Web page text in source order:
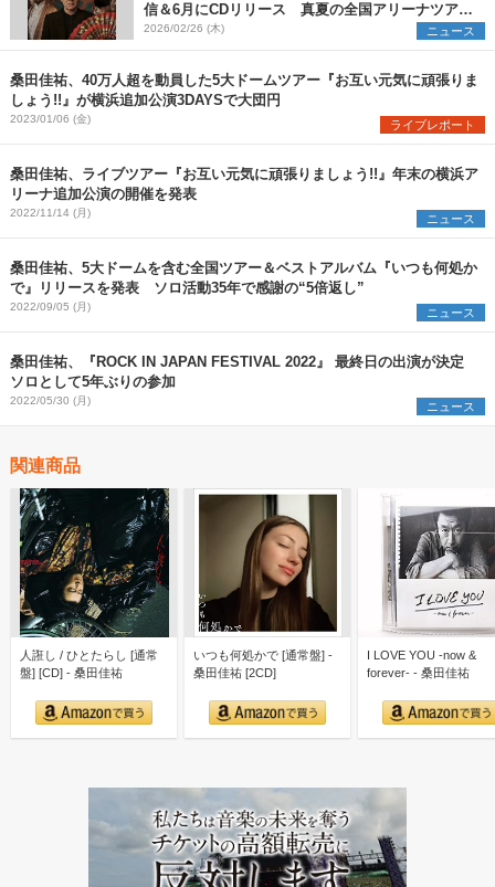
信＆6月にCDリリース 真夏の全国アリーナツアー
の開催が決定
2026/02/26 (木) ニュース
桑田佳祐、40万人超を動員した5大ドームツアー『お互い元気に頑張りま
しょう!!』が横浜追加公演3DAYSで大団円
2023/01/06 (金) ライブレポート
桑田佳祐、ライブツアー『お互い元気に頑張りましょう!!』年末の横浜ア
リーナ追加公演の開催を発表
2022/11/14 (月) ニュース
桑田佳祐、5大ドームを含む全国ツアー＆ベストアルバム『いつも何処か
で』リリースを発表 ソロ活動35年で感謝の“5倍返し”
2022/09/05 (月) ニュース
桑田佳祐、『ROCK IN JAPAN FESTIVAL 2022』 最終日の出演が決定
ソロとして5年ぶりの参加
2022/05/30 (月) ニュース
関連商品
人誑し / ひとたらし [通常
盤] [CD] - 桑田佳祐
いつも何処かで [通常盤] -
桑田佳祐 [2CD]
I LOVE YOU -now &
forever- - 桑田佳祐